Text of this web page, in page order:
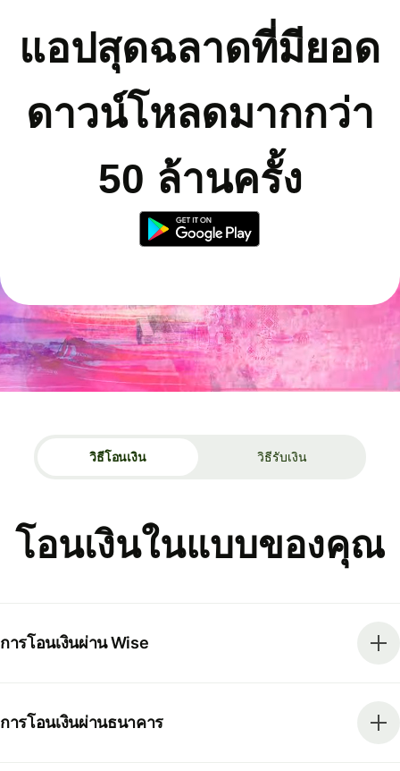
แอปสุดฉลาดที่มียอด
ดาวน์โหลดมากกว่า
50 ล้านครั้ง
วิธีโอนเงิน วิธีรับเงิน
โอนเงินในแบบของคุณ
การโอนเงินผ่าน Wise
การโอนเงินผ่านธนาคาร